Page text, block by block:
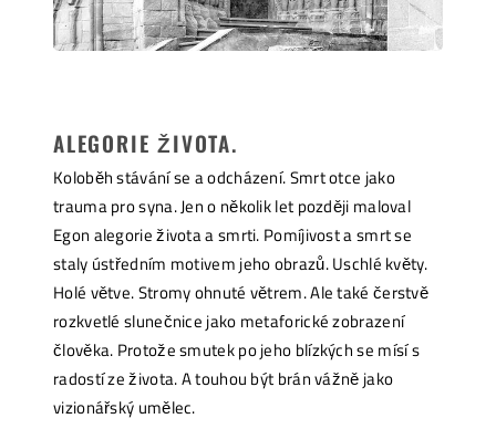
ALEGORIE ŽIVOTA.
Koloběh stávání se a odcházení. Smrt otce jako
trauma pro syna. Jen o několik let později maloval
Egon alegorie života a smrti. Pomíjivost a smrt se
staly ústředním motivem jeho obrazů. Uschlé květy.
Holé větve. Stromy ohnuté větrem. Ale také čerstvě
rozkvetlé slunečnice jako metaforické zobrazení
člověka. Protože smutek po jeho blízkých se mísí s
radostí ze života. A touhou být brán vážně jako
vizionářský umělec.